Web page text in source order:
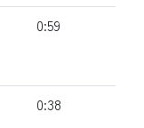
0:59
0:38